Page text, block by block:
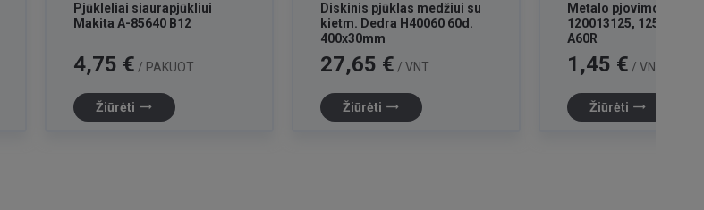
Pjūkleliai siaurapjūkliui
Makita A-85640 B12
Kaina
4,75 € / PAKUOT
Žiūrėti trending_flat
Diskinis pjūklas medžiui su
kietm. Dedra H40060 60d.
400x30mm
Kaina
27,65 € / VNT
Žiūrėti trending_flat
Metalo pjovimo diskas
120013125,
A60R
Kaina
1,45 € / VNT
Žiūrėti trending_flat